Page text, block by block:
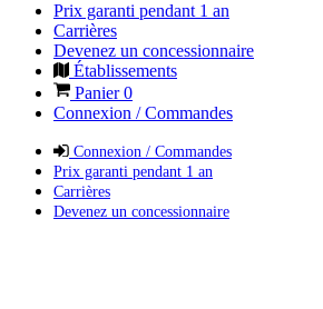
Prix garanti pendant 1 an
Carrières
Devenez un concessionnaire
Établissements
Panier0
Connexion / Commandes
Connexion / Commandes
Prix garanti pendant 1 an
Carrières
Devenez un concessionnaire